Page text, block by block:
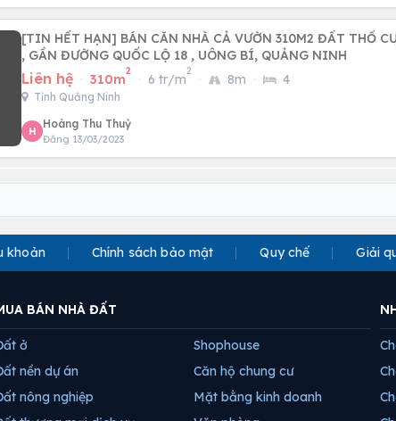
[TIN HẾT HẠN] BÁN CĂN NHÀ CẢ VƯỜN 310M2 ĐẤT THỔ
, GẦN ĐƯỜNG QUỐC LỘ 18 , UÔNG BÍ, QUẢNG NINH
Liên hệ · 310m
2
· 6 tr/m
2
· 8m · 4
Tỉnh Quảng Ninh
H
Hoàng Thu Thuỷ
Đăng 13/03/2023
khoản Chính sách bảo mật Quy chế Giải
BÁN NHÀ ĐẤT
ở
nền dự án
nông nghiệp
Shophouse
Căn hộ chung cư
Mặt bằng kinh doanh